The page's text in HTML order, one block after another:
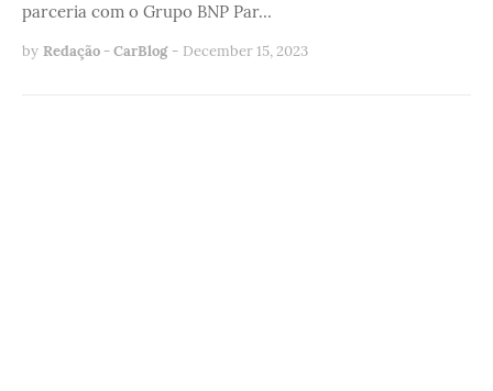
parceria com o Grupo BNP Par…
by Redação - CarBlog - December 15, 2023